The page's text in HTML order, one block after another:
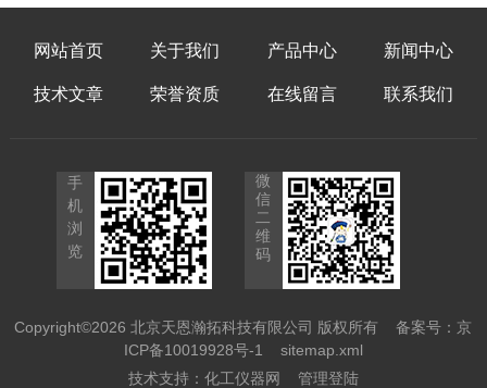
网站首页 关于我们 产品中心 新闻中心
技术文章 荣誉资质 在线留言 联系我们
手
机
浏
览
微
信
二
维
码
Copyright©2026 北京天恩瀚拓科技有限公司 版权所有备案号：京
ICP备10019928号-1
sitemap.xml
技术支持： 化工仪器网 管理登陆